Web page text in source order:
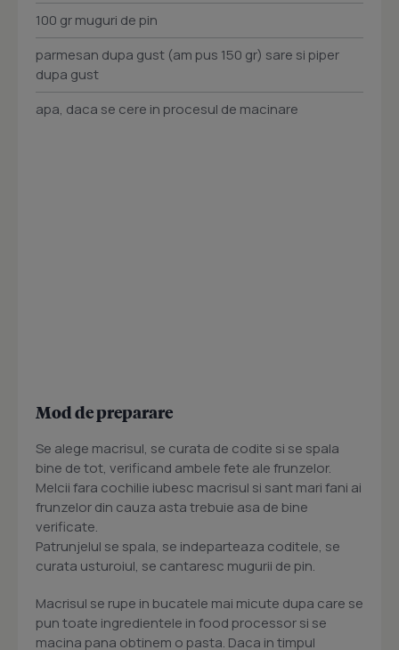
100 gr muguri de pin
parmesan dupa gust (am pus 150 gr) sare si piper
dupa gust
apa, daca se cere in procesul de macinare
Mod de preparare
Se alege macrisul, se curata de codite si se spala
bine de tot, verificand ambele fete ale frunzelor.
Melcii fara cochilie iubesc macrisul si sant mari fani ai
frunzelor din cauza asta trebuie asa de bine
verificate.
Patrunjelul se spala, se indeparteaza coditele, se
curata usturoiul, se cantaresc mugurii de pin.
Macrisul se rupe in bucatele mai micute dupa care se
pun toate ingredientele in food processor si se
macina pana obtinem o pasta. Daca in timpul